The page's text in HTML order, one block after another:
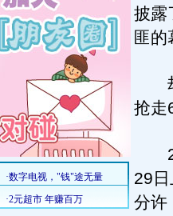
披露
匪的
劫
抢走
29
分许